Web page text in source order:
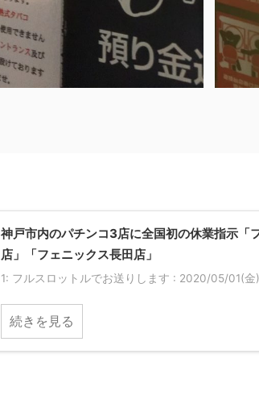
神戸市内のパチンコ3店に全国初の休業指示「
店」「フェニックス長田店」
1: フルスロットルでお送りします : 2020/05/01(
続きを見る